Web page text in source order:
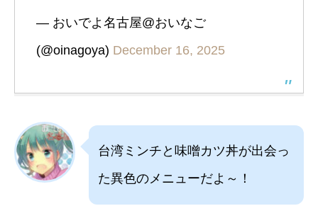
— おいでよ名古屋@おいなご
(@oinagoya) December 16, 2025
台湾ミンチと味噌カツ丼が出会っ
た異色のメニューだよ～！